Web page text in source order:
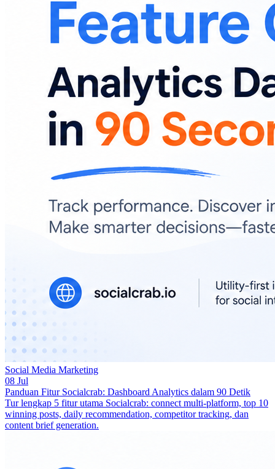
Social Media Marketing
08 Jul
Panduan Fitur Socialcrab: Dashboard Analytics dalam 90 Detik
Tur lengkap 5 fitur utama Socialcrab: connect multi-platform, top 10
winning posts, daily recommendation, competitor tracking, dan
content brief generation.